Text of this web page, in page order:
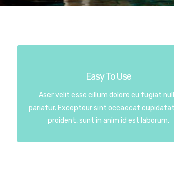
Easy To Use
Aser velit esse cillum dolore eu fugiat
pariatur. Excepteur sint occaecat
proident, sunt in anim id est laborum.